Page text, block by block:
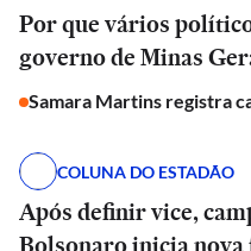
Por que vários
governo de Minas
Samara Martins registra
COLUNA DO ESTADÃO
Após definir vice,